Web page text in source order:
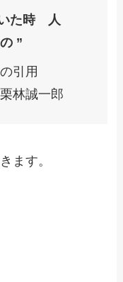
た時 人
”
引用
林誠一郎
ます。